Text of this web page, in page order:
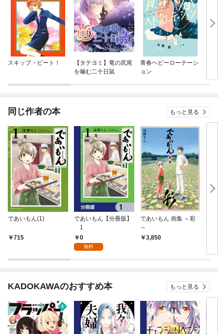
スキップ・ビート！
【タテヨミ】竜の尻尾
を噛む二十日鼠
青春ヘビーローテーシ
ョン
古
で
同じ作者の本 もっと見る
であいもん(1)
715
であいもん【分冊版】
1
0
無料
であいもん 画集 ～彩
～
3,850
京
KADOKAWAのおすすめ本 もっと見る